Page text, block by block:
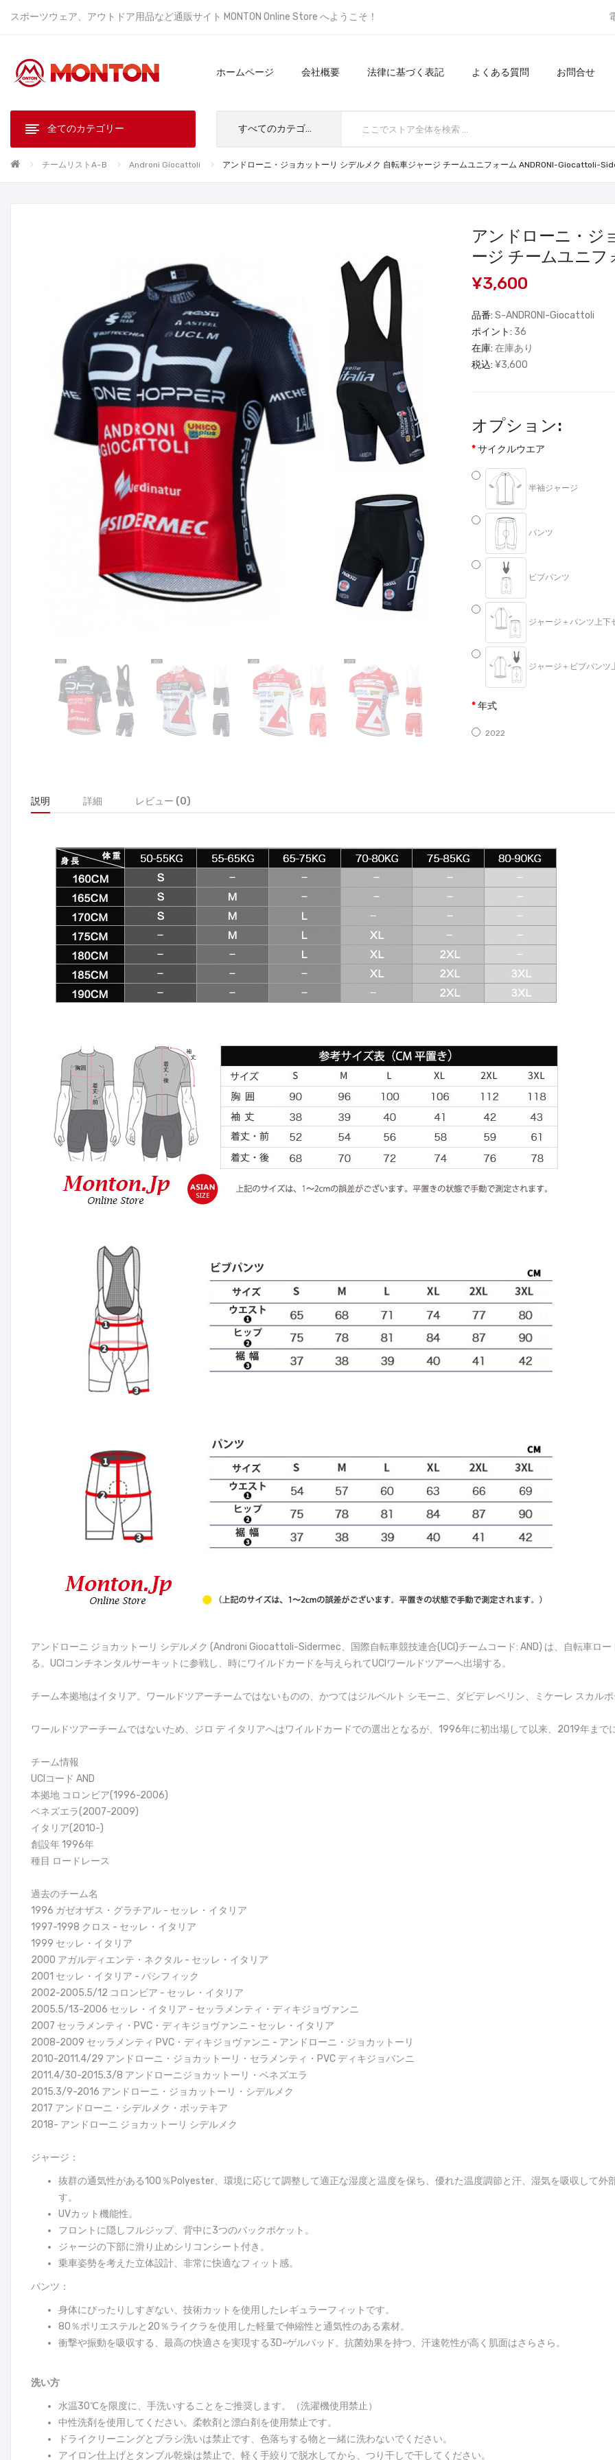
スポーツウェア、アウトドア用品など通販サイト MONTON Online Store へようこそ！
ホームページ 会社概要 法律に基づく表記 よくある質問 お問合せ
全てのカテゴリー すべてのカテゴリ
チームリストA~B Androni Giocattoli アンドローニ・ジョカットーリ シデルメク 自転車ジャージ チームユニフォーム ANDRONI-Giocattoli-
アンドローニ・ジ
ージ チームユニフ
¥3,600
品番: S-ANDRONI-Giocattoli
ポイント: 36
在庫: 在庫あり
税込: ¥3,600
オプション:
サイクルウエア
半袖ジャージ
パンツ
ビブパンツ
ジャージ＋パンツ上
ジャージ＋ビブパン
年式
2022
S
M
L
XL
XXL
XXXL
カスタムサイズ
ウイッシュリストに入れる
タグ:ANDRONI,2022
説明 詳細 レビュー (0)
アンドローニ ジョカットーリ シデルメク (Androni Giocattoli-Sidermec、国際自転車競技連合(UCI)チームコード: AND) は、自転車ロ
る。UCIコンチネンタルサーキットに参戦し、時にワイルドカードを与えられてUCIワールドツアーへ出場する。
チーム本拠地はイタリア。ワールドツアーチームではないものの、かつてはジルベルト シモーニ、ダビデ レベリン、ミケーレ スカル
ワールドツアーチームではないため、ジロ デ イタリアへはワイルドカードでの選出となるが、1996年に初出場して以来、2019年まで
チーム情報
UCIコード AND
本拠地 コロンビア(1996-2006)
ベネズエラ(2007-2009)
イタリア(2010-)
創設年 1996年
種目 ロードレース
過去のチーム名
1996 ガゼオザス・グラチアル - セッレ・イタリア
1997-1998 クロス - セッレ・イタリア
1999 セッレ・イタリア
2000 アガルディエンテ・ネクタル - セッレ・イタリア
2001 セッレ・イタリア - パシフィック
2002-2005.5/12 コロンビア - セッレ・イタリア
2005.5/13-2006 セッレ・イタリア - セッラメンティ・ディキジョヴァンニ
2007 セッラメンティ・PVC・ディキジョヴァンニ - セッレ・イタリア
2008-2009 セッラメンティ PVC・ディキジョヴァンニ - アンドローニ・ジョカットーリ
2010-2011.4/29 アンドローニ・ジョカットーリ・セラメンティ・PVC ディキジョバンニ
2011.4/30-2015.3/8 アンドローニジョカットーリ・ベネズエラ
2015.3/9-2016 アンドローニ・ジョカットーリ・シデルメク
2017 アンドローニ・シデルメク・ボッテキア
2018- アンドローニ ジョカットーリ シデルメク
ジャージ：
抜群の通気性がある100％Polyester、環境に応じて調整して適正な湿度と温度を保ち、優れた温度調節と汗、湿気を吸収して
す。
UVカット機能性。
フロントに隠しフルジップ、背中に3つのバックポケット。
ジャージの下部に滑り止めシリコンシート付き。
乗車姿勢を考えた立体設計、非常に快適なフィット感。
パンツ：
身体にぴったりしすぎない、技術カットを使用したレギュラーフィットです。
80％ポリエステルと20％ライクラを使用した軽量で伸縮性と通気性のある素材。
衝撃や振動を吸収する、最高の快適さを実現する3D-ゲルパッド。抗菌効果を持つ、汗速乾性が高く肌面はさらさら。
洗い方
水温30℃を限度に、手洗いすることをご推奨します。（洗濯機使用禁止）
中性洗剤を使用してください。柔軟剤と漂白剤を使用禁止です。
ドライクリーニングとブラシ洗いは禁止です、色落ちする物と一緒に洗わないでください。
アイロン仕上げとタンブル乾燥は禁止で、軽く手絞りで脱水してから、つり干しで干してください。